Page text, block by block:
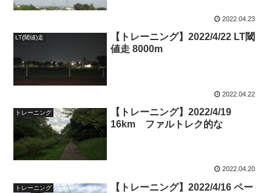
2022.04.23
LT(閾値)走
【トレーニング】2022/4/22 LT閾
値走 8000m
2022.04.22
トレーニング
【トレーニング】2022/4/19
16km ファルトレク的な
2022.04.20
トレーニング
【トレーニング】2022/4/16 ペー